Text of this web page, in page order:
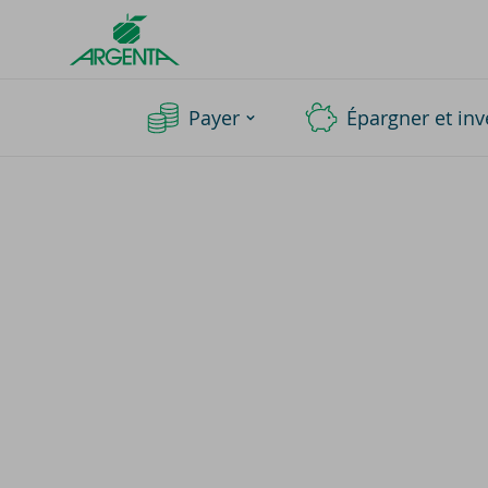
Argenta
Homepage
Payer Épargner et